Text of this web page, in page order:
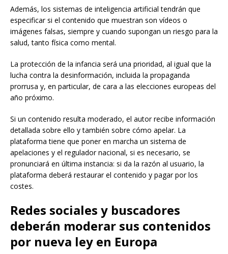
Además, los sistemas de inteligencia artificial tendrán que
especificar si el contenido que muestran son vídeos o
imágenes falsas, siempre y cuando supongan un riesgo para la
salud, tanto física como mental.
La protección de la infancia será una prioridad, al igual que la
lucha contra la desinformación, incluida la propaganda
prorrusa y, en particular, de cara a las elecciones europeas del
año próximo.
Si un contenido resulta moderado, el autor recibe información
detallada sobre ello y también sobre cómo apelar. La
plataforma tiene que poner en marcha un sistema de
apelaciones y el regulador nacional, si es necesario, se
pronunciará en última instancia: si da la razón al usuario, la
plataforma deberá restaurar el contenido y pagar por los
costes.
Redes sociales y buscadores
deberán moderar sus contenidos
por nueva ley en Europa